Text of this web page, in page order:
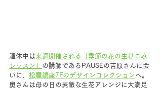
連休中は来週開催される「季節の花の生けこみ
レッスン」 の講師であるPAUSEの吉原さんに会
いに、 松屋銀座7Fのデザインコレクションへ。
奥さんは母の日の素敵な生花アレンジに大満足